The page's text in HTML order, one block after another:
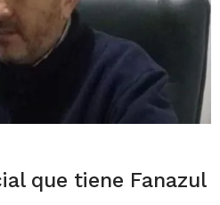
que tiene Fanazul